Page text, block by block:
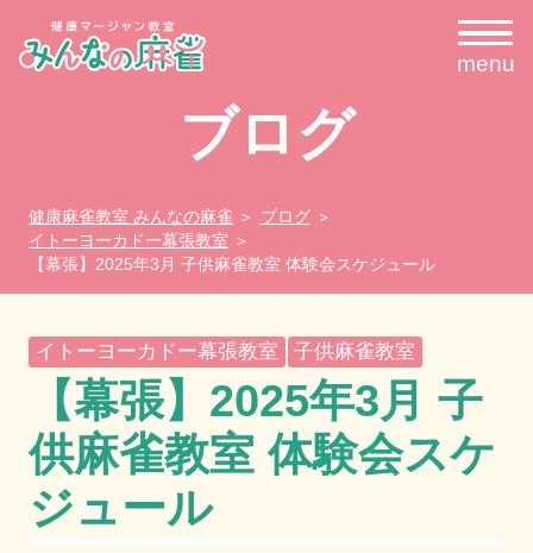
menu
ブログ
健康麻雀教室 みんなの麻雀
ブログ
イトーヨーカドー幕張教室
【幕張】2025年3月 子供麻雀教室 体験会スケジュール
イトーヨーカドー幕張教室 子供麻雀教室
【幕張】2025年3月 子
供麻雀教室 体験会スケ
ジュール